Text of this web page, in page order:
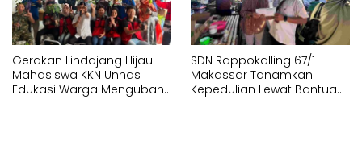
Gerakan Lindajang Hijau:
Mahasiswa KKN Unhas
Edukasi Warga Mengubah
SDN Rappokalling 67/1
Makassar Tanamkan
Kepedulian Lewat Bantuan